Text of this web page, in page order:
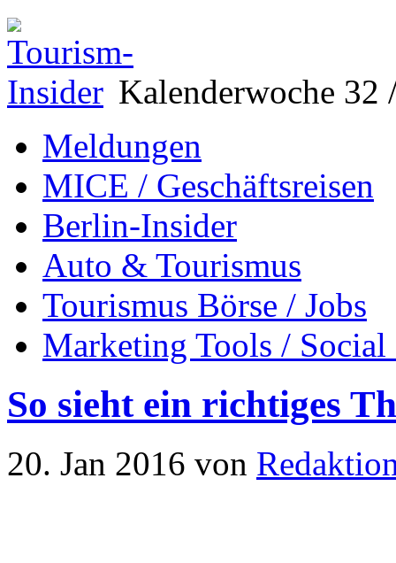
Kalenderwoche 32
Meldungen
MICE / Geschäftsreisen
Berlin-Insider
Auto & Tourismus
Tourismus Börse / Jobs
Marketing Tools /
So sieht ein richtiges
20. Jan 2016 von